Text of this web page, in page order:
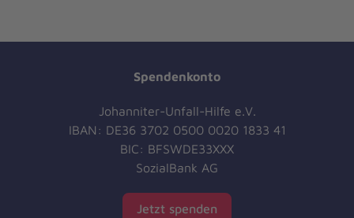
Spendenkonto
Johanniter-Unfall-Hilfe e.V.
IBAN: DE36 3702 0500 0020 1833 41
BIC: BFSWDE33XXX
SozialBank AG
Jetzt spenden